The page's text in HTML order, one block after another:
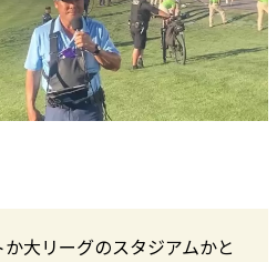
大リーグのスタジアムかと